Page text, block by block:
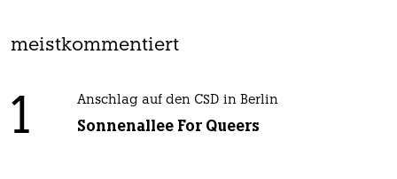
meistkommentiert
1 Anschlag auf den CSD in Berlin
Sonnenallee For Queers